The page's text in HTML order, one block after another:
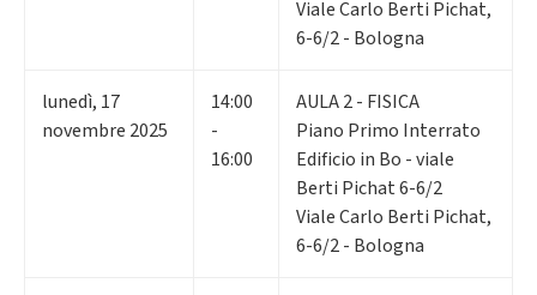
Viale Carlo Berti Pichat,
6-6/2 - Bologna
lunedì, 17
novembre 2025
14:00
-
16:00
AULA 2 - FISICA
Piano Primo Interrato
Edificio in Bo - viale
Berti Pichat 6-6/2
Viale Carlo Berti Pichat,
6-6/2 - Bologna